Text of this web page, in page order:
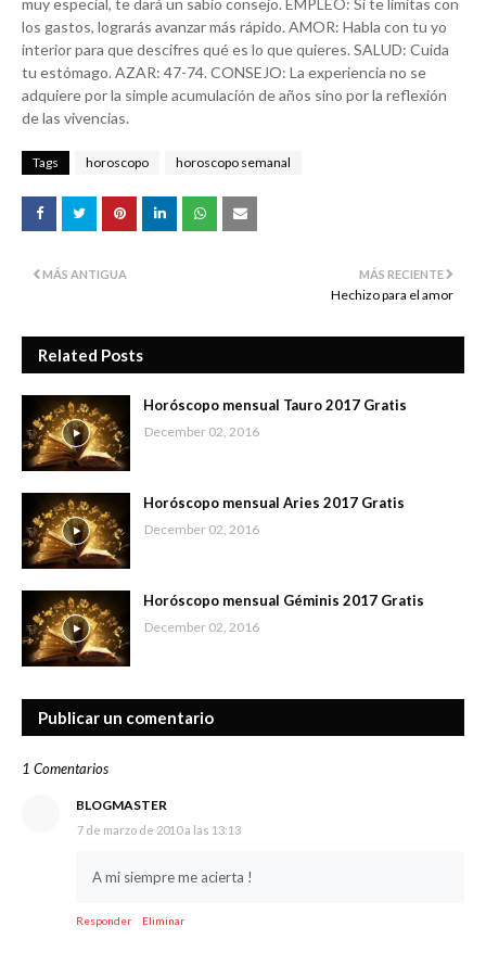
muy especial, te dará un sabio consejo. EMPLEO: Si te limitas con
los gastos, lograrás avanzar más rápido. AMOR: Habla con tu yo
interior para que descifres qué es lo que quieres. SALUD: Cuida
tu estómago. AZAR: 47-74. CONSEJO: La experiencia no se
adquiere por la simple acumulación de años sino por la reflexión
de las vivencias.
Tags horoscopo horoscopo semanal
MÁS RECIENTE
Hechizo para el amor
MÁS ANTIGUA
Related Posts
Horóscopo mensual Tauro 2017 Gratis
December 02, 2016
Horóscopo mensual Aries 2017 Gratis
December 02, 2016
Horóscopo mensual Géminis 2017 Gratis
December 02, 2016
Publicar un comentario
1 Comentarios
BLOGMASTER
7 de marzo de 2010 a las 13:13
A mi siempre me acierta !
Responder Eliminar